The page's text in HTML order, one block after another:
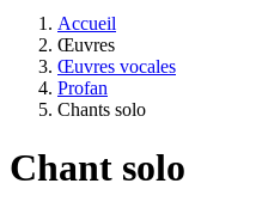
Accueil
Œuvres
Œuvres vocales
Profan
Chants solo
Chant solo